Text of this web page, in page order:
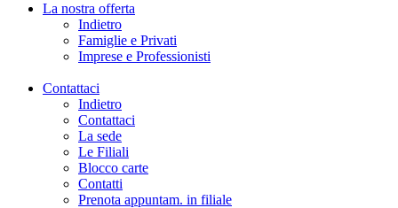
La nostra offerta
Indietro
Famiglie e Privati
Imprese e Professionisti
Contattaci
Indietro
Contattaci
La sede
Le Filiali
Blocco carte
Contatti
Prenota appuntam. in filiale